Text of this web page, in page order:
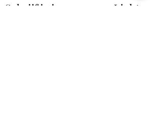
Schrijf je in voor onze Light